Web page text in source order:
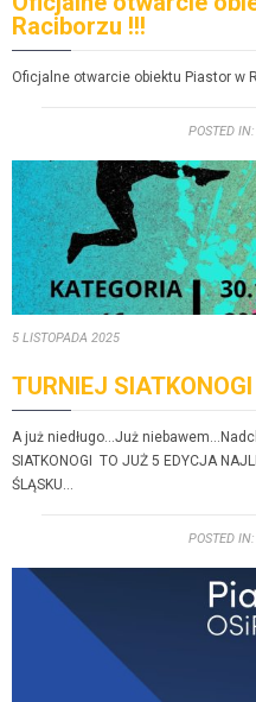
Raciborzu !!!
Ofic­jalne otwar­cie obiek­tu Pias­tor w
POST­ED IN:
5 LISTOPA­DA 2025
TURNIEJ SIATKONOGI
A już niedłu­go…Już
SIATKONOGI TO JUŻ 5 EDYCJA
ŚLĄSKU…
POST­ED IN: